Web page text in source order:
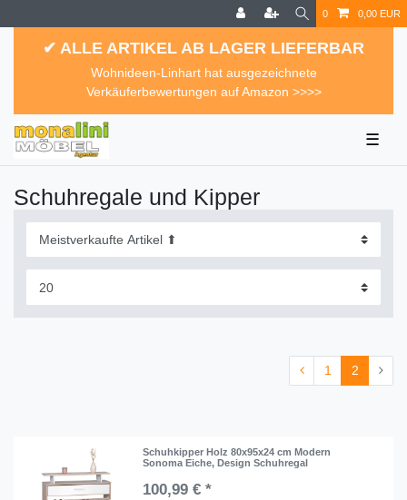
0 0,00 EUR
✔ ALLE ARTIKEL AB LAGER LIEFERBAR
Wohnideen-Linhart hat ausgezeichnete
Verkäuferbewertungen auf Amazon >>>>
☰
Schuhregale und Kipper
1 2
Schuhkipper Holz 80x95x24 cm Modern
Sonoma Eiche, Design Schuhregal
100,99 € *